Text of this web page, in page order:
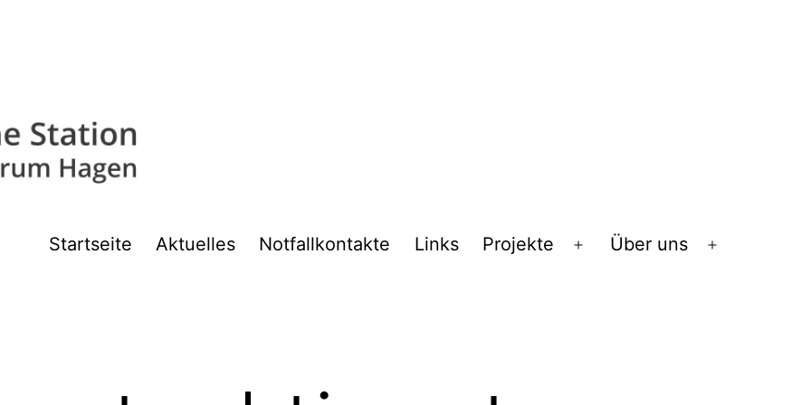
Startseite Aktuelles Notfallkontakte Links Projekte
Menü
Über uns